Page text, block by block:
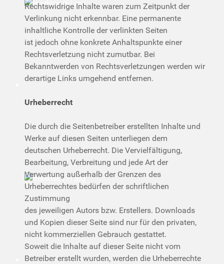
Rechtswidrige Inhalte waren zum Zeitpunkt der
Verlinkung nicht erkennbar. Eine permanente
inhaltliche Kontrolle der verlinkten Seiten
ist jedoch ohne konkrete Anhaltspunkte einer
Rechtsverletzung nicht zumutbar. Bei
Bekanntwerden von Rechtsverletzungen werden wir
derartige Links umgehend entfernen.
Urheberrecht
Die durch die Seitenbetreiber erstellten Inhalte und
Werke auf diesen Seiten unterliegen dem
deutschen Urheberrecht. Die Vervielfältigung,
Bearbeitung, Verbreitung und jede Art der
Verwertung außerhalb der Grenzen des
Urheberrechtes bedürfen der schriftlichen
Zustimmung
des jeweiligen Autors bzw. Erstellers. Downloads
und Kopien dieser Seite sind nur für den privaten,
nicht kommerziellen Gebrauch gestattet.
Soweit die Inhalte auf dieser Seite nicht vom
Betreiber erstellt wurden, werden die Urheberrechte